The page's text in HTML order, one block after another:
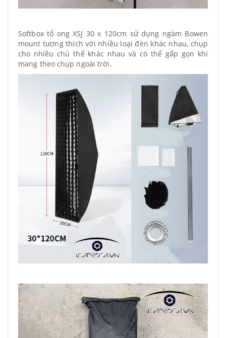
Softbox tổ ong XSJ 30 x 120cm sử dụng ngàm Bowen
mount tương thích với nhiều loại đèn khác nhau, chụp
cho nhiều chủ thể khác nhau và có thể gấp gọn khi
mang theo chụp ngoài trời.